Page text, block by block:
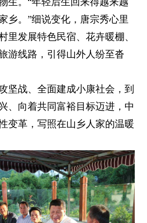
乡。”细说变化，唐宗秀心里
里发展特色民宿、花卉暖棚、
游线路，引得山外人纷至沓
坚战、全面建成小康社会，到
、向着共同富裕目标迈进，中
变革，写照在山乡人家的温暖